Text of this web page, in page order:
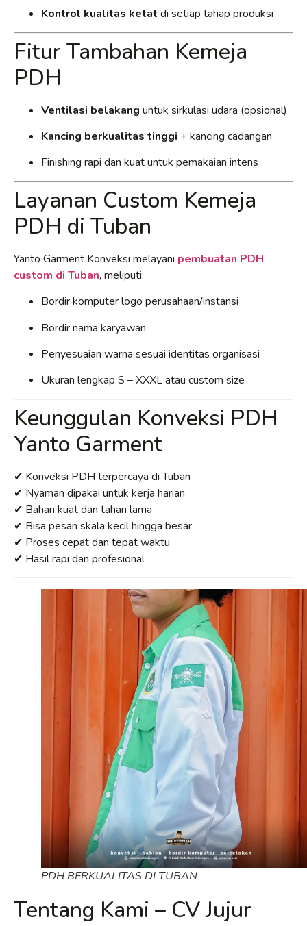
Kontrol kualitas ketat di setiap tahap produksi
Fitur Tambahan Kemeja
PDH
Ventilasi belakang untuk sirkulasi udara (opsional)
Kancing berkualitas tinggi + kancing cadangan
Finishing rapi dan kuat untuk pemakaian intens
Layanan Custom Kemeja
PDH di Tuban
Yanto Garment Konveksi melayani pembuatan PDH
custom di Tuban, meliputi:
Bordir komputer logo perusahaan/instansi
Bordir nama karyawan
Penyesuaian warna sesuai identitas organisasi
Ukuran lengkap S – XXXL atau custom size
Keunggulan Konveksi PDH
Yanto Garment
✔ Konveksi PDH terpercaya di Tuban
✔ Nyaman dipakai untuk kerja harian
✔ Bahan kuat dan tahan lama
✔ Bisa pesan skala kecil hingga besar
✔ Proses cepat dan tepat waktu
✔ Hasil rapi dan profesional
PDH BERKUALITAS DI TUBAN
Tentang Kami – CV Jujur